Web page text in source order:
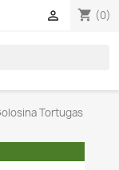
70gr Golosina